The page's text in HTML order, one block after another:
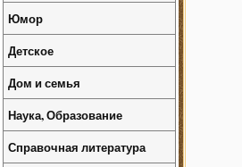
Юмор
Детское
Дом и семья
Наука, Образование
Справочная литература